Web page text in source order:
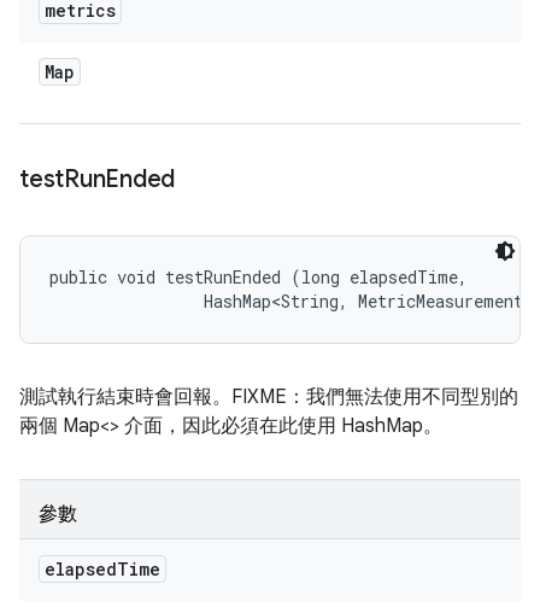
metrics
Map
testRunEnded
public void testRunEnded (long elapsedTime,
HashMap<String,
測試執行結束時會回報。FIXME：我們無法使用不同型別的
兩個 Map<> 介面，因此必須在此使用 HashMap。
參數
elapsedTime